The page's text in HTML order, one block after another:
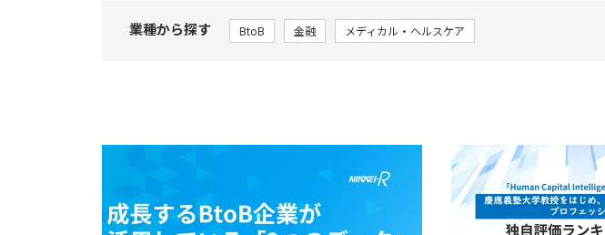
業種から探す BtoB 金融 メディカル・ヘルスケア